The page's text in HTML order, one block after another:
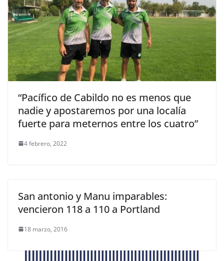
“Pacífico de Cabildo no es menos que
nadie y apostaremos por una localía
fuerte para meternos entre los cuatro”
4 febrero, 2022
San antonio y Manu imparables:
vencieron 118 a 110 a Portland
18 marzo, 2016